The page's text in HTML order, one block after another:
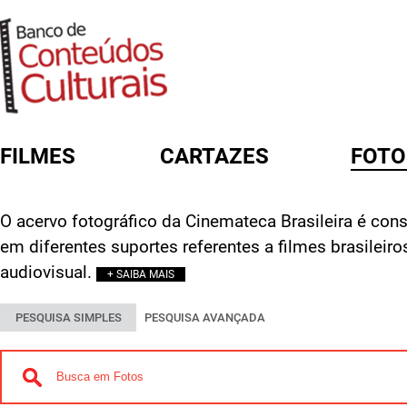
FILMES CARTAZES
O acervo fotográfico da Cinemateca Brasileira é
em diferentes suportes referentes a filmes
audiovisual.
+ SAIBA MAIS
PESQUISA SIMPLES PESQUISA AVANÇADA
FORMULÁRIO DE BUSCA